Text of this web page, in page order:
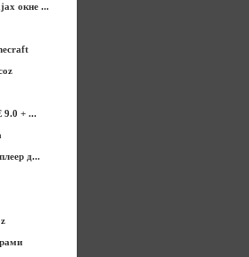
окне ...
9.0 + ...
д...